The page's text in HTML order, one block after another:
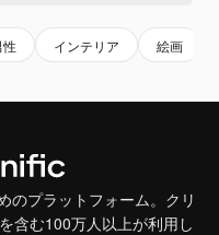
性 インテリア 絵画
のプラットフォーム。クリ
含む100万人以上が利用し